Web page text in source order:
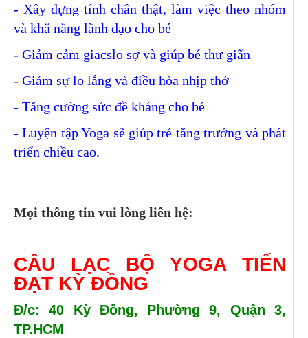
- Xây dựng tính chân thật, làm việc theo nhóm
và khẳ năng lãnh đạo cho bé
- Giảm cảm giacslo sợ và giúp bé thư giãn
- Giảm sự lo lắng và điều hòa nhịp thở
- Tăng cường sức đề kháng cho bé
- Luyện tập Yoga sẽ giúp trẻ tăng trưởng và phát
triển chiều cao.
Mọi thông tin vui lòng liên hệ:
CÂU LẠC BỘ YOGA TIẾN
ĐẠT KỲ ĐỒNG
Đ/c: 40 Kỳ Đồng, Phường 9, Quận 3,
TP.HCM